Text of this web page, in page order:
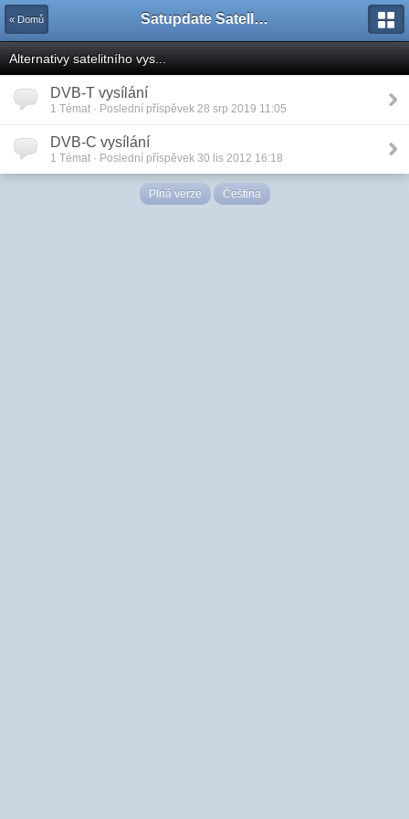
« Domů Satupdate Satellite Support Project
Alternativy satelitního vys...
DVB-T vysílání
1 Témat · Poslední příspěvek 28 srp 2019 11:05
DVB-C vysílání
1 Témat · Poslední příspěvek 30 lis 2012 16:18
Plná verze Čeština